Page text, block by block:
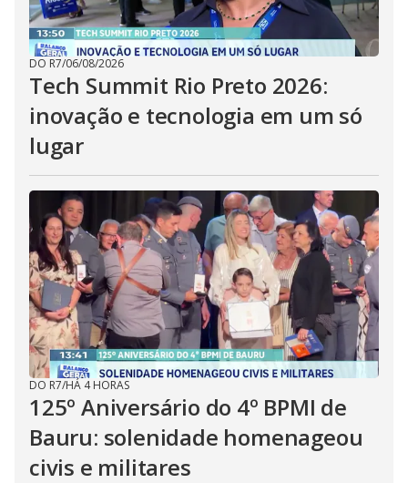
DO R7/06/08/2026
Tech Summit Rio Preto 2026:
inovação e tecnologia em um só
lugar
DO R7/HÁ 4 HORAS
125º Aniversário do 4º BPMI de
Bauru: solenidade homenageou
civis e militares